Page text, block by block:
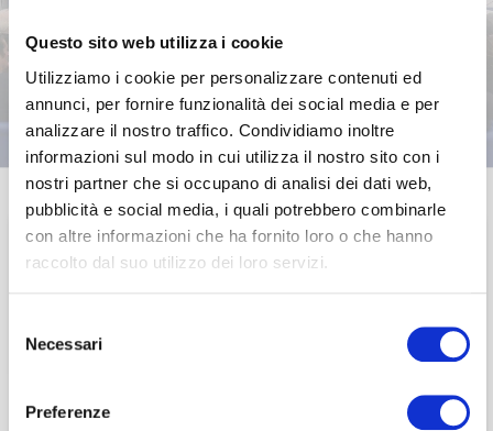
Questo sito web utilizza i cookie
Utilizziamo i cookie per personalizzare contenuti ed
annunci, per fornire funzionalità dei social media e per
analizzare il nostro traffico. Condividiamo inoltre
informazioni sul modo in cui utilizza il nostro sito con i
nostri partner che si occupano di analisi dei dati web,
pubblicità e social media, i quali potrebbero combinarle
con altre informazioni che ha fornito loro o che hanno
raccolto dal suo utilizzo dei loro servizi.
delNecessari
Preferenze
ACCEDI A NEDCOMMUNITY
Password dimenticata?
23 Ottobre 2017
La governance dello
Questa sezione è riservata agli
associati
per visualizzare il contenuto è necessario
effettuare il login inserendo email e password qui
di seguito: